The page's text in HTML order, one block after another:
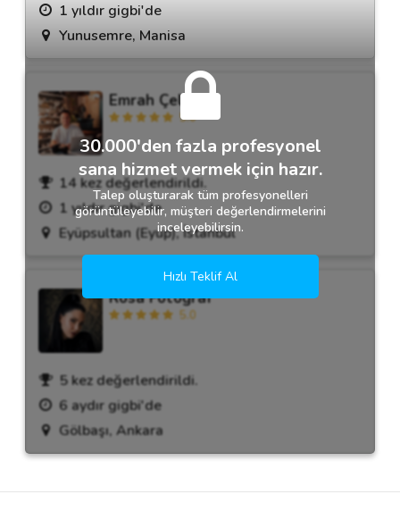
1 yıldır gigbi'de
Yunusemre, Manisa
Emrah Çelik
5.0
14 kez değerlendirildi.
1 yıldır gigbi'de
Eyüpsultan (Eyüp), İstanbul
Rosa Fotoğraf
5.0
5 kez değerlendirildi.
6 aydır gigbi'de
Gölbaşı, Ankara
30.000'den fazla profesyonel
sana hizmet vermek için hazır.
Talep oluşturarak tüm profesyonelleri
görüntüleyebilir, müşteri değerlendirmelerini
inceleyebilirsin.
Hızlı Teklif Al